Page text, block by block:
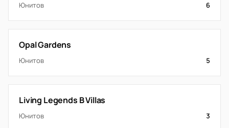
Юнитов 6
Opal Gardens
Юнитов 5
Living Legends B Villas
Юнитов 3